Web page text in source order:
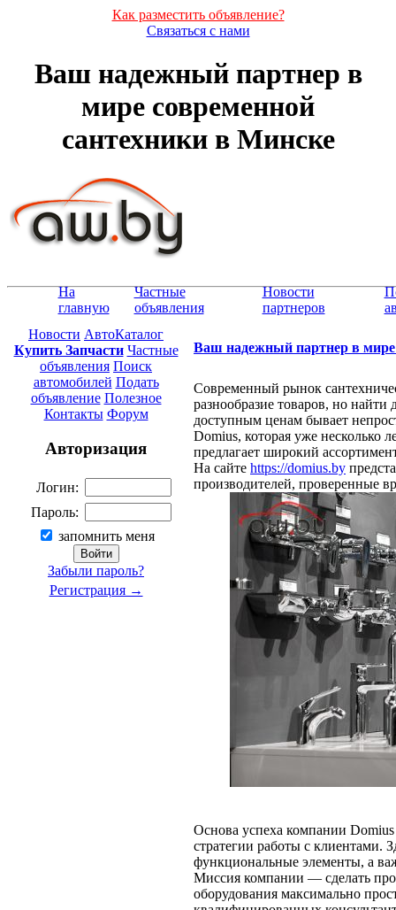
Как разместить объявление?
Связаться с нами
Ваш надежный партнер в
мире современной
сантехники в Минске
На
главную
Частные
объявления
Новости
партнеров
Новости АвтоКаталог
Купить Запчасти Частные
объявления Поиск
автомобилей Подать
объявление Полезное
Контакты Форум
Авторизация
Логин:
Пароль:
запомнить меня
Забыли пароль?
Регистрация →
Ваш надежный партнер в мире
Современный рынок
разнообразие товаров, но
доступным ценам бывает
Domius, которая уже несколько
предлагает широкий
На сайте https://domius.by
производителей, проверенные
Основа успеха компании
стратегии работы с клиентами.
функциональные элементы, а
Миссия компании — сделать
оборудования максимально